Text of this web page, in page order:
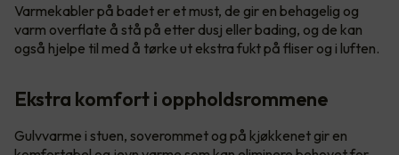
Varmekabler på badet er et must, de gir en behagelig og
varm overflate å stå på etter dusj eller bading, og de kan
også hjelpe til med å tørke ut ekstra fukt på fliser og i luften.
Ekstra komfort i oppholdsrommene
Gulvvarme i stuen, soverommet og på kjøkkenet gir en